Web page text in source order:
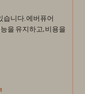
습니다. 에버퓨어
을 유지하고, 비용을